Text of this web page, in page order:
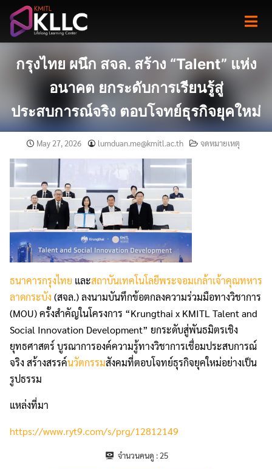
content
กรุงไทย ผนึก สจล. สร้าง “Talent” แห่ง
อนาคต ยกระดับการเรียนรู้สู่
ประสบการณ์จริง ตอบโจทย์ธุรกิจยุคใหม่
May 27, 2026 lumduan.me@kmitl.ac.th จดหมายเหตุ
ธนาคารกรุงไทย และสถาบันเทคโนโลยีพระจอมเกล้าเจ้าคุณทหาร
ลาดกระบัง (สจล.) ลงนามบันทึกข้อตกลงความร่วมมือทางวิชาการ
(MOU) ครั้งสำคัญในโครงการ “Krungthai x KMITL Talent and
Social Innovation Development” ยกระดับสู่พันธมิตรเชิง
ยุทธศาสตร์ บูรณาการองค์ความรู้ทางวิชาการเชื่อมประสบการณ์
จริง สร้างสรรค์นวัตกรรมสังคมที่ตอบโจทย์ธุรกิจยุคใหม่อย่างเป็น
รูปธรรม
แหล่งที่มา
https://www.ryt9.com/s/prg/12812149
จำนวนคนดู :25